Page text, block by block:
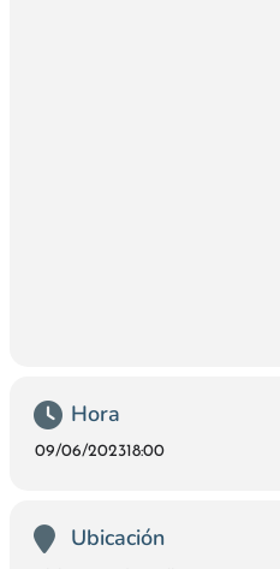
Hora
09/06/202318:00
Ubicación